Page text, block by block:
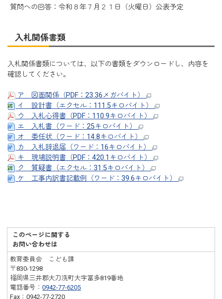
質問への回答：令和８年７月２１日（火曜日）公表予定
入札関係書類
入札関係書類については、以下の書類をダウンロードし、内容を
確認してください。
ア 図面関係（PDF：23.36メガバイト）
イ 設計書（エクセル：111.5キロバイト）
ウ 入札心得書（PDF：110.9キロバイト）
エ 入札書（ワード：25キロバイト）
オ 委任状（ワード：14.8キロバイト）
カ 入札辞退届（ワード：16キロバイト）
キ 現場説明書（PDF：420.1キロバイト）
ク 質疑書（エクセル：31.5キロバイト）
ケ 工事内訳書記載例（ワード：39.6キロバイト）
このページに関する
お問い合わせは
教育委員会 こども課
〒830-1298
福岡県三井郡大刀洗町大字冨多819番地
電話番号：0942-77-6205
Fax：0942-77-2720